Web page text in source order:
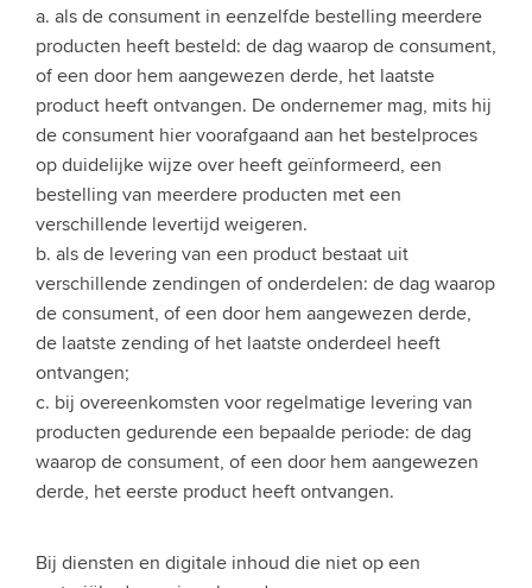
a. als de consument in eenzelfde bestelling meerdere
producten heeft besteld: de dag waarop de consument,
of een door hem aangewezen derde, het laatste
product heeft ontvangen. De ondernemer mag, mits hij
de consument hier voorafgaand aan het bestelproces
op duidelijke wijze over heeft geïnformeerd, een
bestelling van meerdere producten met een
verschillende levertijd weigeren.
b. als de levering van een product bestaat uit
verschillende zendingen of onderdelen: de dag waarop
de consument, of een door hem aangewezen derde,
de laatste zending of het laatste onderdeel heeft
ontvangen;
c. bij overeenkomsten voor regelmatige levering van
producten gedurende een bepaalde periode: de dag
waarop de consument, of een door hem aangewezen
derde, het eerste product heeft ontvangen.
Bij diensten en digitale inhoud die niet op een